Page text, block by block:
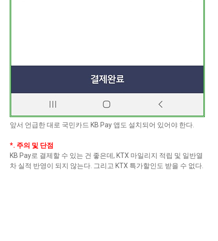
앞서 언급한 대로 국민카드 KB Pay 앱도 설치되어 있어야 한다.
*. 주의 및 단점
KB Pay로 결제할 수 있는 건 좋은데, KTX 마일리지 적립 및 일반열
차 실적 반영이 되지 않는다. 그리고 KTX 특가할인도 받을 수 없다.